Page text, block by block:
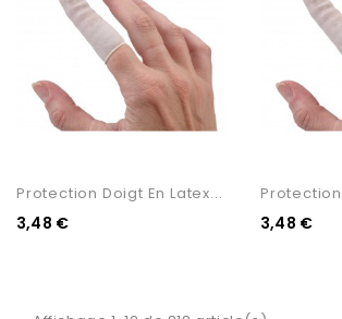
Protection Doigt En Latex...
3,48 €
Protection
3,48 €